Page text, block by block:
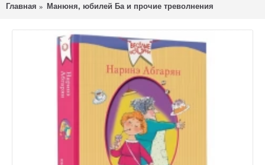
Главная Манюня, юбилей Ба и прочие треволнения